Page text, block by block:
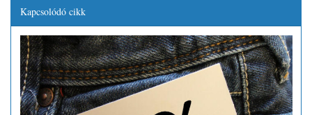
Kapcsolódó cikk